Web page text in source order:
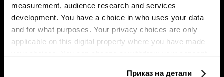
measurement, audience research and services
development. You have a choice in who uses your data
and for what purposes. Your privacy choices are only
applicable on this digital property where you have made
Приказ на детали